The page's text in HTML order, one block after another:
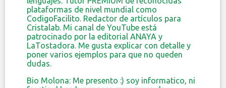
plataformas de nivel mundial como
CodigoFacilito. Redactor de artículos para
Cristalab. Mi canal de YouTube está
patrocinado por la editorial ANAYA y
LaTostadora. Me gusta explicar con detalle y
poner varios ejemplos para que no queden
dudas.
Bio Molona: Me presento :) soy informatico, ni